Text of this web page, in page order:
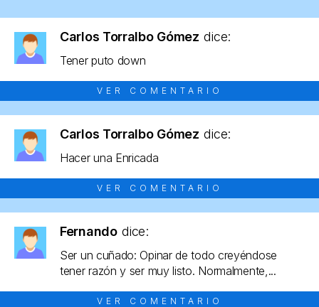
Carlos Torralbo Gómez dice:
Tener puto down
VER COMENTARIO
Carlos Torralbo Gómez dice:
Hacer una Enricada
VER COMENTARIO
Fernando dice:
Ser un cuñado: Opinar de todo creyéndose
tener razón y ser muy listo. Normalmente,...
VER COMENTARIO